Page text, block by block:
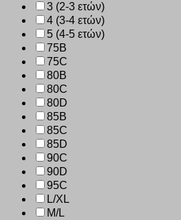
3 (2-3 ετών)
4 (3-4 ετών)
5 (4-5 ετών)
75B
75C
80B
80C
80D
85B
85C
85D
90C
90D
95C
L/XL
M/L